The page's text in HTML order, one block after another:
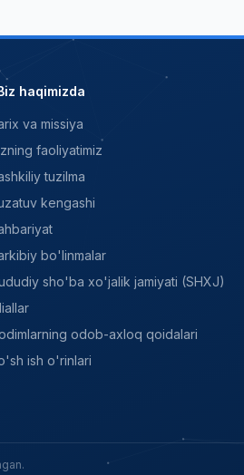
haqimizda
va missiya
faoliyatimiz
tuzilma
kengashi
bo'linmalar
sho'ba xo'jalik jamiyati (SHXJ)
odob-axloq qoidalari
ish o'rinlari